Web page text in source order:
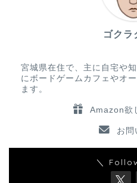
ゴクラ
宮城県在住で、主に自宅や
にボードゲームカフェやオ
ます。
Amazon欲
お問
＼